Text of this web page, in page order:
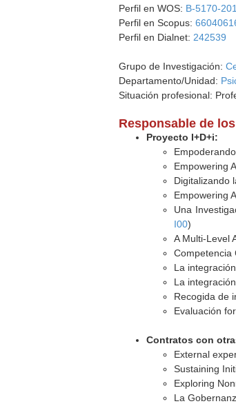
Perfil en WOS: B-5170-
Perfil en Scopus:
Perfil en Dialnet: 242539
Grupo de Investigación:
Departamento/Unidad:
Situación profesional:
Responsable de
Proyecto I+D+i:
Empowering
Digitalizando
Empowering
Una
I00)
A Multi-Level
Competencia
La
La
Recogida de
Evaluación
Contratos con
External
Sustaining
Exploring
La